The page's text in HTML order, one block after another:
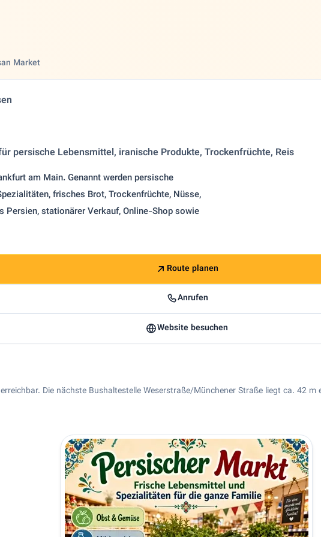
Market
persische Lebensmittel, iranische Produkte, Trockenfrüchte, Reis
am Main. Genannt werden persische
frisches Brot, Trockenfrüchte, Nüsse,
Persien, stationärer Verkauf, Online-Shop sowie
Route planen
Anrufen
Website besuchen
Die nächste Bushaltestelle Weserstraße/Münchener Straße liegt ca. 42 m
Hessen. Iranischer Supermarkt in Frankfurt am Main | Ehsan Market